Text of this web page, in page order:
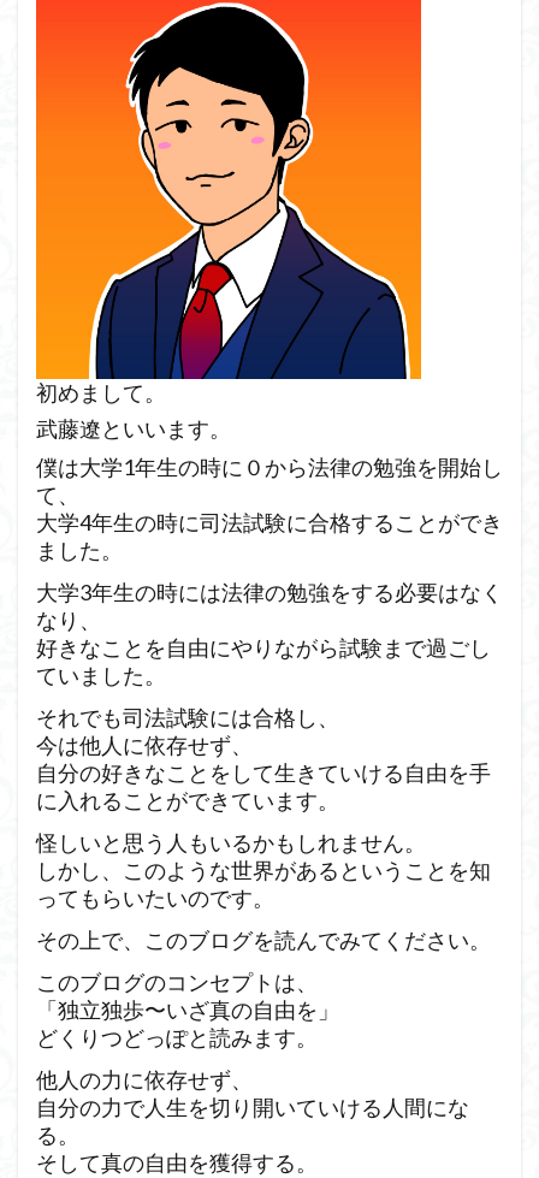
初めまして。
武藤遼といいます。
僕は大学1年生の時に０から法律の勉強を開始し
て、
大学4年生の時に司法試験に合格することができ
ました。
大学3年生の時には法律の勉強をする必要はなく
なり、
好きなことを自由にやりながら試験まで過ごし
ていました。
それでも司法試験には合格し、
今は他人に依存せず、
自分の好きなことをして生きていける自由を手
に入れることができています。
怪しいと思う人もいるかもしれません。
しかし、このような世界があるということを知
ってもらいたいのです。
その上で、このブログを読んでみてください。
このブログのコンセプトは、
「独立独歩〜いざ真の自由を」
どくりつどっぽと読みます。
他人の力に依存せず、
自分の力で人生を切り開いていける人間にな
る。
そして真の自由を獲得する。